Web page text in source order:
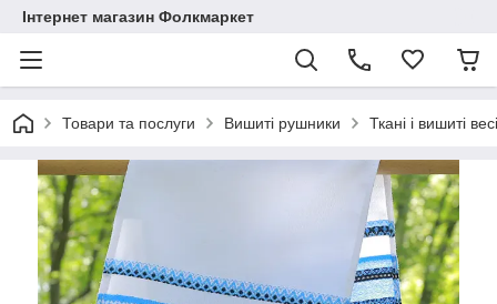
Інтернет магазин Фолкмаркет
Товари та послуги Вишиті рушники Ткані і вишиті